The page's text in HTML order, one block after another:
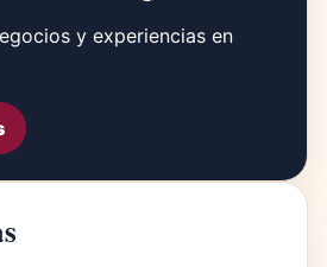
y experiencias en